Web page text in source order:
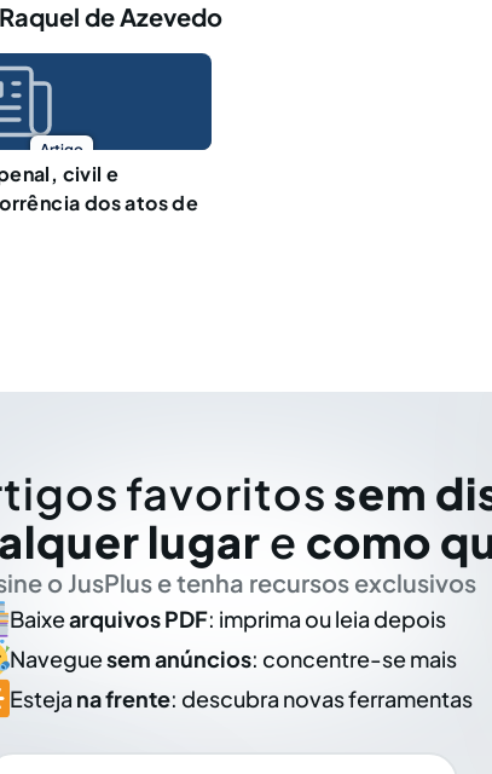
de Azevedo
Artigo
civil e
dos atos de
favoritos sem
lugar e como
o JusPlus e tenha recursos exclusivos
Baixearquivos PDF: imprima ou leia depois
Naveguesem anúncios: concentre-se mais
Esteja na frente: descubra novas ferramentas